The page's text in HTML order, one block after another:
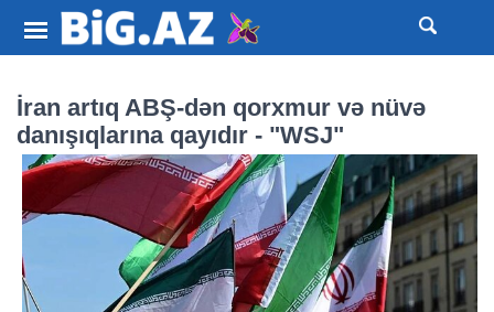
İran artıq ABŞ-dən qorxmur və nüvə
danışıqlarına qayıdır - "WSJ"